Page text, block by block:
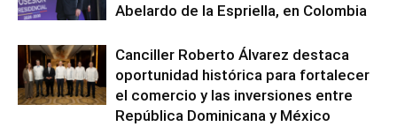
Abelardo de la Espriella, en Colombia
Canciller Roberto Álvarez destaca
oportunidad histórica para fortalecer
el comercio y las inversiones entre
República Dominicana y México